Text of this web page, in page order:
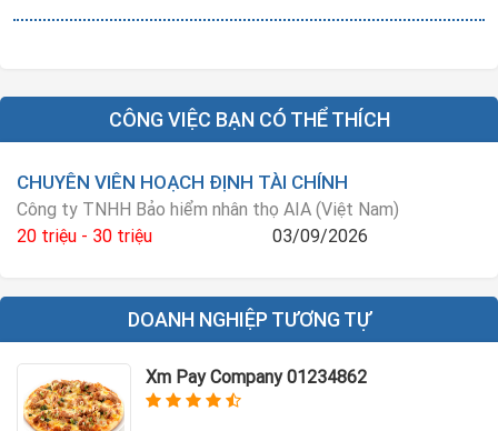
CÔNG VIỆC BẠN CÓ THỂ THÍCH
CHUYÊN VIÊN HOẠCH ĐỊNH TÀI CHÍNH
Công ty TNHH Bảo hiểm nhân thọ AIA (Việt Nam)
20 triệu - 30 triệu
03/09/2026
DOANH NGHIỆP TƯƠNG TỰ
Xm Pay Company 01234862